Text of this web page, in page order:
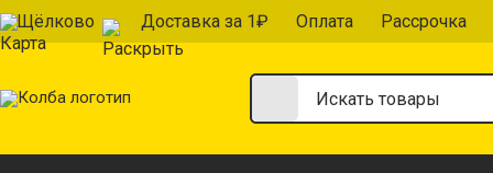
Щёлково Доставка за 1₽ Оплата Рассрочка